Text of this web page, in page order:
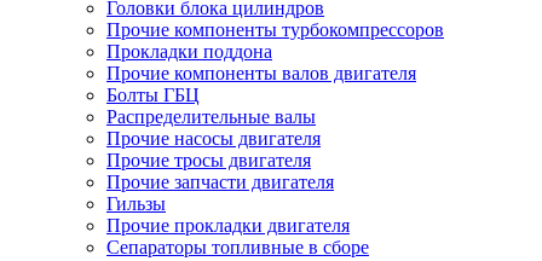
Головки блока цилиндров
Прочие компоненты турбокомпрессоров
Прокладки поддона
Прочие компоненты валов двигателя
Болты ГБЦ
Распределительные валы
Прочие насосы двигателя
Прочие тросы двигателя
Прочие запчасти двигателя
Гильзы
Прочие прокладки двигателя
Сепараторы топливные в сборе